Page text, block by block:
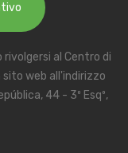
al Centro di
web all'indirizzo
44 - 3º Esqº,